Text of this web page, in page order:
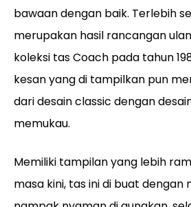
bawaan dengan baik. Terlebih
merupakan hasil rancangan
koleksi tas Coach pada tahun
kesan yang di tampilkan pun
dari desain classic dengan
memukau.
Memiliki tampilan yang lebih
masa kini, tas ini di buat